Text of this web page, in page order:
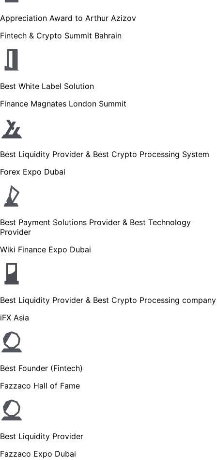
Appreciation Award to Arthur Azizov
Fintech & Crypto Summit Bahrain
Best White Label Solution
Finance Magnates London Summit
Best Liquidity Provider & Best Crypto Processing System
Forex Expo Dubai
Best Payment Solutions Provider & Best Technology
Provider
Wiki Finance Expo Dubai
Best Liquidity Provider & Best Crypto Processing company
iFX Asia
Best Founder (Fintech)
Fazzaco Hall of Fame
Best Liquidity Provider
Fazzaco Expo Dubai